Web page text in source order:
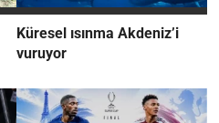
Küresel ısınma Akdeniz’i
vuruyor